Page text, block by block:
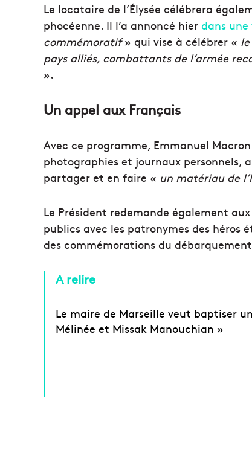
Le locataire de l’Élysée célébrera
phocéenne. Il l’a annoncé hier dans une
commémoratif» qui vise à célébrer «
pays alliés, combattants de l’armée
».
Un appel aux Français
Avec ce programme, Emmanuel
photographies et journaux personnels,
partager et en faire « un matériau de
Le Président redemande également
publics avec les patronymes des héros
des commémorations du
A relire
Le maire de Marseille veut baptiser
Mélinée et Missak Manouchian »